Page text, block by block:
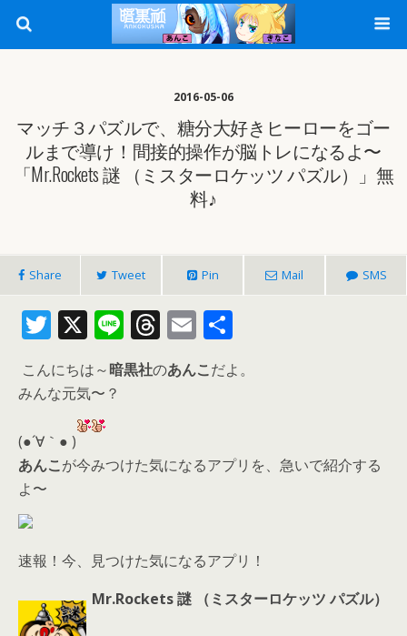
2016-05-06
マッチ３パズルで、糖分大好きヒーローをゴー
ルまで導け！間接的操作が脳トレになるよ〜
「Mr.Rockets 謎 （ミスターロケッツ パズル）」無
料♪
Share Tweet Pin Mail SMS
T
itt
er
X Li
n
e
T
h
re
s
E
m
ai
有
こんにちは～暗黒社のあんこだよ。
みんな元気〜？
(●´∀｀● )
あんこが今みつけた気になるアプリを、急いで紹介する
よ〜
速報！今、見つけた気になるアプリ！
Mr.Rockets 謎 （ミスターロケッツ パズル）